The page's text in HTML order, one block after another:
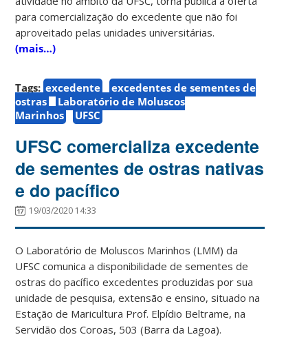
para comercialização do excedente que não foi
aproveitado pelas unidades universitárias.
(mais…)
Tags: excedente
excedentes de sementes de
ostras
Laboratório de Moluscos
Marinhos
UFSC
UFSC comercializa excedente
de sementes de ostras nativas
e do pacífico
19/03/2020 14:33
O Laboratório de Moluscos Marinhos (LMM) da
UFSC comunica a disponibilidade de sementes de
ostras do pacífico excedentes produzidas por sua
unidade de pesquisa, extensão e ensino, situado na
Estação de Maricultura Prof. Elpídio Beltrame, na
Servidão dos Coroas, 503 (Barra da Lagoa).